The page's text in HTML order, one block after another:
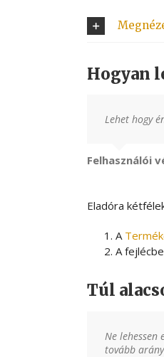
Hogyan
Lehet hogy
Felhasználói
Eladóra
A
A
Túl
Ne lehessen
tovább